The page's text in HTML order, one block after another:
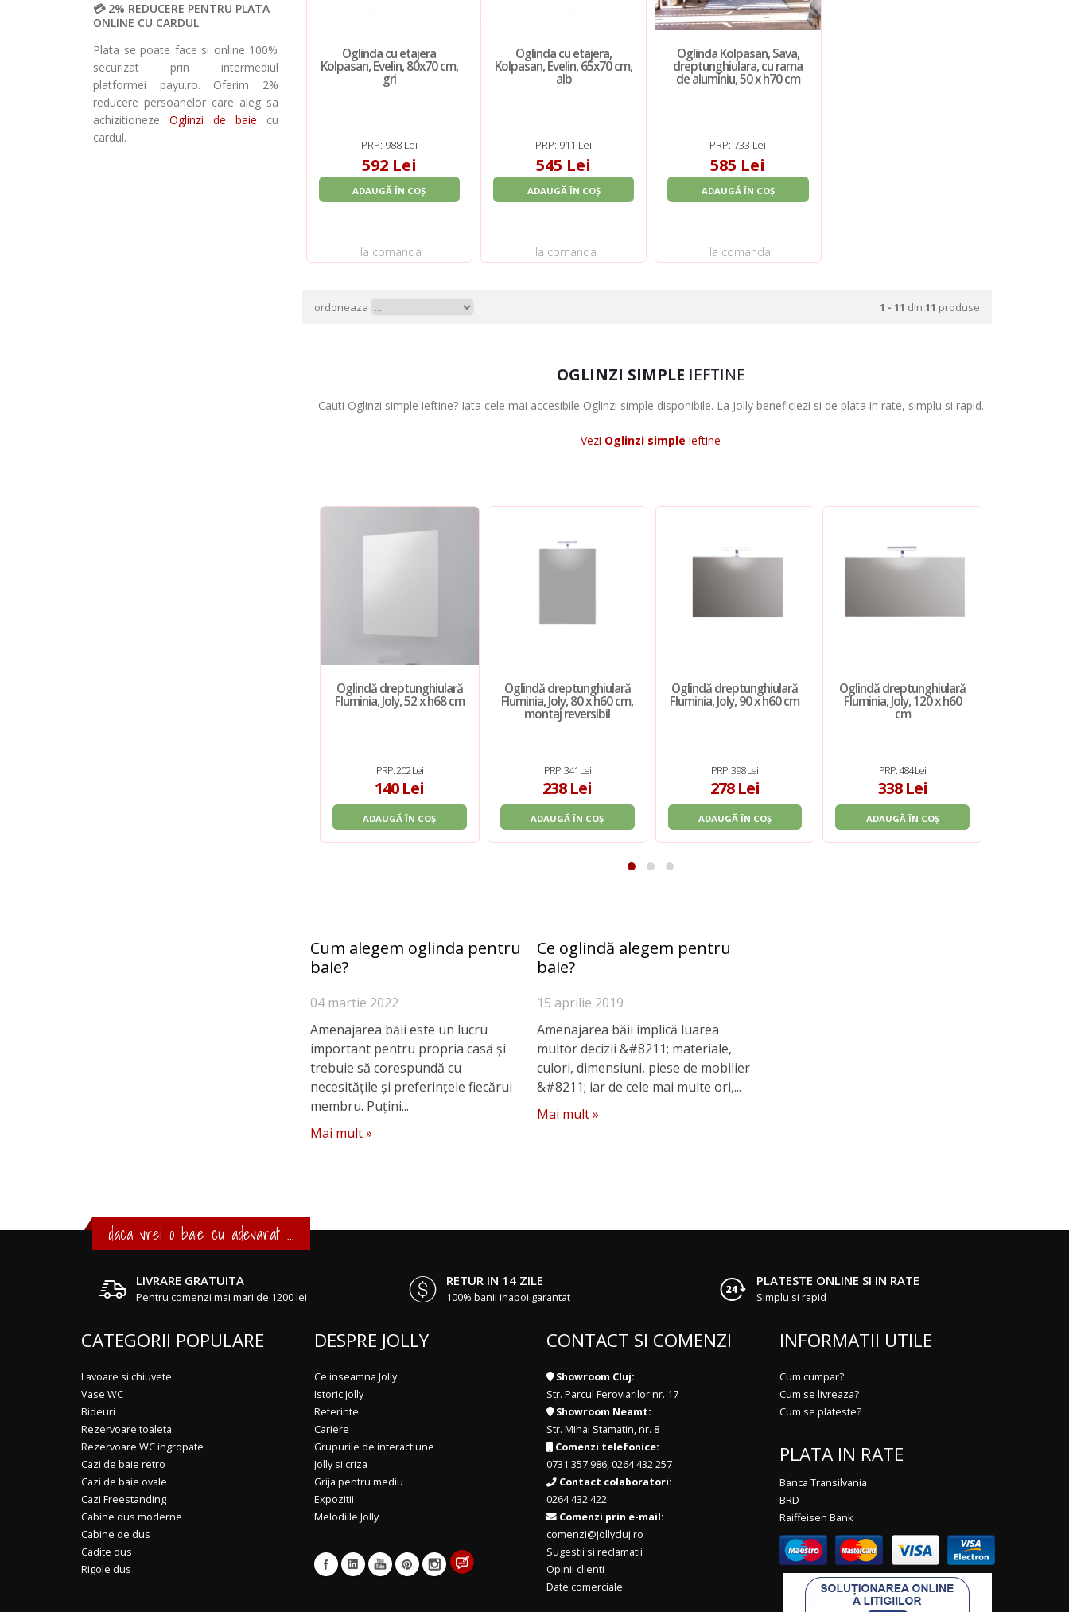
2% REDUCERE PENTRU PLATA
ONLINE CU CARDUL
Plata se poate face si online 100%
securizat prin intermediul
platformei payu.ro. Oferim 2%
reducere persoanelor care aleg sa
achizitioneze Oglinzi de baie cu
cardul.
Oglinda cu etajera
Kolpasan, Evelin, 80x70 cm,
gri
PRP: 988 Lei
592 Lei
ADAUGĂ ÎN COȘ
la comanda
Oglinda cu etajera,
Kolpasan, Evelin, 65x70 cm,
alb
PRP: 911 Lei
545 Lei
ADAUGĂ ÎN COȘ
la comanda
Oglinda Kolpasan, Sava,
dreptunghiulara, cu rama
de aluminiu, 50 x h70 cm
PRP: 733 Lei
585 Lei
ADAUGĂ ÎN COȘ
la comanda
ordoneaza 1 - 11 din 11 produse
OGLINZI SIMPLE IEFTINE
Cauti Oglinzi simple ieftine? Iata cele mai accesibile Oglinzi simple disponibile. La Jolly beneficiezi si de plata in rate, simplu si rapid.
Vezi Oglinzi simple ieftine
Oglindă dreptunghiulară
Fluminia, Joly, 52 x h68 cm
PRP: 202 Lei
140 Lei
ADAUGĂ ÎN COȘ
Oglindă dreptunghiulară
Fluminia, Joly, 80 x h60 cm,
montaj reversibil
PRP: 341 Lei
238 Lei
ADAUGĂ ÎN COȘ
Oglindă dreptunghiulară
Fluminia, Joly, 90 x h60 cm
PRP: 398 Lei
278 Lei
ADAUGĂ ÎN COȘ
Oglindă dreptunghiulară
Fluminia, Joly, 120 x h60
cm
PRP: 484 Lei
338 Lei
ADAUGĂ ÎN COȘ
Cum alegem oglinda pentru
baie?
04 martie 2022
Amenajarea băii este un lucru
important pentru propria casă și
trebuie să corespundă cu
necesitățile și preferințele fiecărui
membru. Puțini...
Mai mult »
Ce oglindă alegem pentru
baie?
15 aprilie 2019
Amenajarea băii implică luarea
multor decizii &#8211; materiale,
culori, dimensiuni, piese de mobilier
&#8211; iar de cele mai multe ori,...
Mai mult »
daca vrei o baie cu adevarat ...
LIVRARE GRATUITA
Pentru comenzi mai mari de 1200 lei
RETUR IN 14 ZILE
100% banii inapoi garantat
PLATESTE ONLINE SI IN RATE
Simplu si rapid
CATEGORII POPULARE
Lavoare si chiuvete
Vase WC
Bideuri
Rezervoare toaleta
Rezervoare WC ingropate
Cazi de baie retro
Cazi de baie ovale
Cazi Freestanding
Cabine dus moderne
Cabine de dus
Cadite dus
Rigole dus
DESPRE JOLLY
Ce inseamna Jolly
Istoric Jolly
Referinte
Cariere
Grupurile de interactiune
Jolly si criza
Grija pentru mediu
Expozitii
Melodiile Jolly
CONTACT SI COMENZI
Showroom Cluj:
Str. Parcul Feroviarilor nr. 17
Showroom Neamt:
Str. Mihai Stamatin, nr. 8
Comenzi telefonice:
0731 357 986,0264 432 257
Contact colaboratori:
0264 432 422
Comenzi prin e-mail:
comenzi@jollycluj.ro
Sugestii si reclamatii
Opinii clienti
Date comerciale
INFORMATII UTILE
Cum cumpar?
Cum se livreaza?
Cum se plateste?
PLATA IN RATE
Banca Transilvania
BRD
Raiffeisen Bank